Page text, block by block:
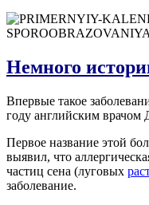
Немного
Впервые такое
году английским врачом
Первое название этой
выявил, что
частиц сена (луговых
заболевание.